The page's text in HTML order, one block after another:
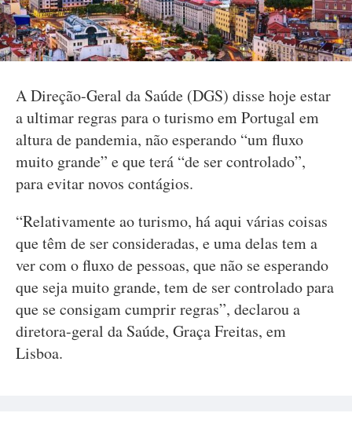
A Direção-Geral da Saúde (DGS) disse hoje estar
a ultimar regras para o turismo em Portugal em
altura de pandemia, não esperando “um fluxo
muito grande” e que terá “de ser controlado”,
para evitar novos contágios.
“Relativamente ao turismo, há aqui várias coisas
que têm de ser consideradas, e uma delas tem a
ver com o fluxo de pessoas, que não se esperando
que seja muito grande, tem de ser controlado para
que se consigam cumprir regras”, declarou a
diretora-geral da Saúde, Graça Freitas, em
Lisboa.